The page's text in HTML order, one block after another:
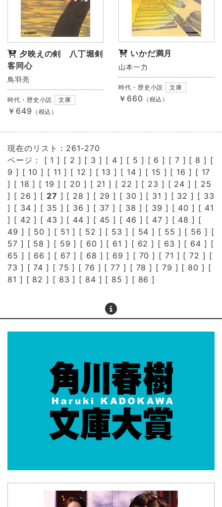
夕映えの剣 八丁堀剣
客同心
鳥羽亮
時代・歴史小説 文庫
￥649 （税込）
いかだ満月
山本一力
時代・歴史小説 文庫
￥660 （税込）
現在のリスト：261-270
ページ： [ 1 ] [ 2 ] [ 3 ] [ 4 ] [ 5 ] [ 6 ] [ 7 ] [ 8 ] [
9 ] [ 10 ] [ 11 ] [ 12 ] [ 13 ] [ 14 ] [ 15 ] [ 16 ] [ 17
] [ 18 ] [ 19 ] [ 20 ] [ 21 ] [ 22 ] [ 23 ] [ 24 ] [ 25
] [ 26 ] [ 27 ] [ 28 ] [ 29 ] [ 30 ] [ 31 ] [ 32 ] [ 33
] [ 34 ] [ 35 ] [ 36 ] [ 37 ] [ 38 ] [ 39 ] [ 40 ] [ 41
] [ 42 ] [ 43 ] [ 44 ] [ 45 ] [ 46 ] [ 47 ] [ 48 ] [
49 ] [ 50 ] [ 51 ] [ 52 ] [ 53 ] [ 54 ] [ 55 ] [ 56 ] [
57 ] [ 58 ] [ 59 ] [ 60 ] [ 61 ] [ 62 ] [ 63 ] [ 64 ] [
65 ] [ 66 ] [ 67 ] [ 68 ] [ 69 ] [ 70 ] [ 71 ] [72 ] [
73 ] [74 ] [ 75 ] [ 76 ] [77 ] [ 78 ] [ 79 ] [ 80 ] [
81 ] [ 82 ] [ 83 ] [ 84 ] [ 85 ] [ 86 ]